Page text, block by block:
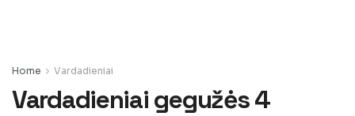
Home Vardadieniai
Vardadieniai gegužės 4